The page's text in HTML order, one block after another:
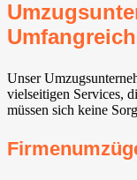
Unser
vielseitigen Services,
müssen sich keine